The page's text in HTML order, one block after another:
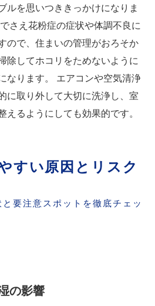
ルを思いつききっかけになりま
さえ花粉症の症状や体調不良に
ので、住まいの管理がおろそか
除してホコリをためないように
なります。 エアコンや空気清浄
に取り外して大切に洗浄し、室
えるようにしても効果的です。
すい原因とリスク
要注意スポットを徹底チェッ
の影響